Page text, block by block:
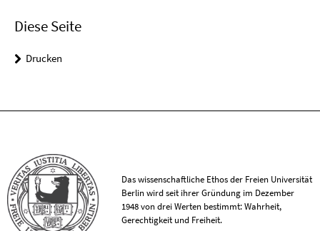
Diese Seite
Drucken
Das wissenschaftliche Ethos der Freien Universität
Berlin wird seit ihrer Gründung im Dezember
1948 von drei Werten bestimmt: Wahrheit,
Gerechtigkeit und Freiheit.